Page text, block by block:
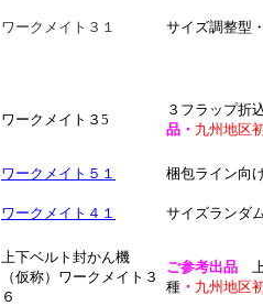
ワークメイト３１ サイズ調整型
ワークメイト３5
３フラップ折
品・ 九州地区
ワークメイト５１ 梱包ライン向
ワークメイト４１ サイズランダ
上下ベルト封かん機
（仮称）ワークメイト３
６
ご参考出品
種 ・ 九州地区